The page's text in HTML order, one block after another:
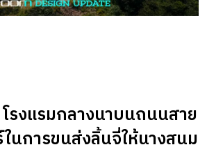
โรงแรมกลางนาบนถนนสาย
นการขนส่งลิ้นจี่ให้นางสนม